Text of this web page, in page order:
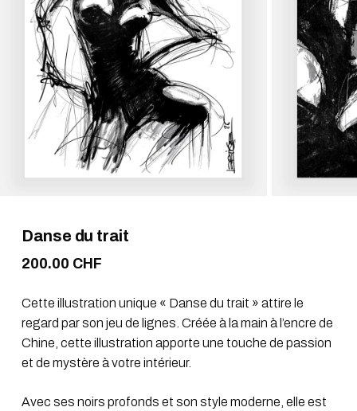
Danse du trait
200.00 CHF
Cette illustration unique « Danse du trait » attire le
regard par son jeu de lignes. Créée à la main à l’encre de
Chine, cette illustration apporte une touche de passion
et de mystère à votre intérieur.
Avec ses noirs profonds et son style moderne, elle est